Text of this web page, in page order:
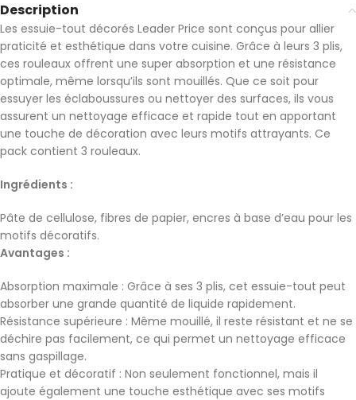
Description
Les essuie-tout décorés Leader Price sont conçus pour allier
praticité et esthétique dans votre cuisine. Grâce à leurs 3 plis,
ces rouleaux offrent une super absorption et une résistance
optimale, même lorsqu’ils sont mouillés. Que ce soit pour
essuyer les éclaboussures ou nettoyer des surfaces, ils vous
assurent un nettoyage efficace et rapide tout en apportant
une touche de décoration avec leurs motifs attrayants. Ce
pack contient 3 rouleaux.
Ingrédients :
Pâte de cellulose, fibres de papier, encres à base d’eau pour les
motifs décoratifs.
Avantages :
Absorption maximale : Grâce à ses 3 plis, cet essuie-tout peut
absorber une grande quantité de liquide rapidement.
Résistance supérieure : Même mouillé, il reste résistant et ne se
déchire pas facilement, ce qui permet un nettoyage efficace
sans gaspillage.
Pratique et décoratif : Non seulement fonctionnel, mais il
ajoute également une touche esthétique avec ses motifs